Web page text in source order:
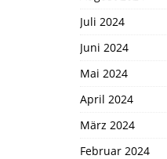
Juli 2024
Juni 2024
Mai 2024
April 2024
März 2024
Februar 2024